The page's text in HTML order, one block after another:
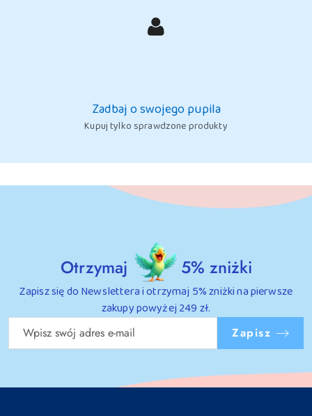
Zadbaj o swojego pupila
Kupuj tylko sprawdzone produkty
Otrzymaj 5% zniżki
Zapisz się do Newslettera i otrzymaj 5% zniżki na pierwsze
zakupy powyżej 249 zł.
Zapisz